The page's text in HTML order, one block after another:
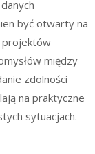
być otwarty na
projektów
między
zdolności
na praktyczne
sytuacjach.